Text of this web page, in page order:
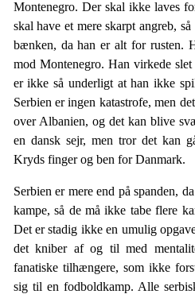
Montenegro. Der skal ikke laves
skal have et mere skarpt angreb,
bænken, da han er alt for rusten.
mod Montenegro. Han virkede
er ikke så underligt at han ikke
Serbien er ingen katastrofe, men
over Albanien, og det kan blive
en dansk sejr, men tror det kan
Kryds finger og ben for Danmark.
Serbien er mere end på spanden,
kampe, så de må ikke tabe flere
Det er stadig ikke en umulig
det kniber af og til med
fanatiske tilhængere, som ikke
sig til en fodboldkamp. Alle